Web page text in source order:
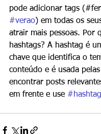
pode adicionar tags
#verao) em todas os
atrair mais pessoas. Por
hashtags? A hashtag é
chave que identifica o
conteúdo e é usada
encontrar posts
em frente e use